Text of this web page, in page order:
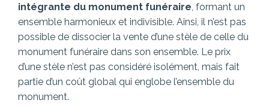
intégrante du monument funéraire , formant un
ensemble harmonieux et indivisible. Ainsi, il n’est pas
possible de dissocier la vente d’une stèle de celle du
monument funéraire dans son ensemble. Le prix
d’une stèle n’est pas considéré isolément, mais fait
partie d’un coût global qui englobe l’ensemble du
monument.